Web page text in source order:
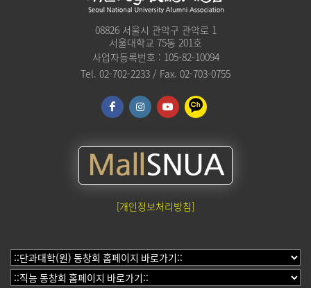
08826 서울시 관악구 관악로 1
서울대학교 75동 201호
사업자등록번호 : 105-82-10094
Tel. 02-702-2233 / Fax. 02-703-0755
[개인정보처리방침]